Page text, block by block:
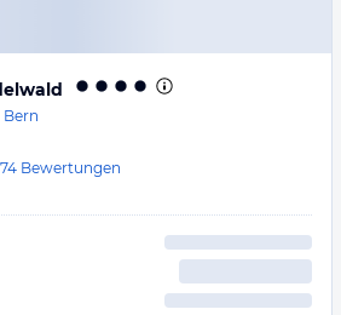
Bewertungen